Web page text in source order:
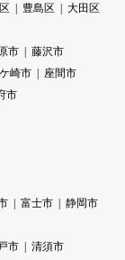
豊島区
大田区
市
藤沢市
崎市
座間市
市
富士市
静岡市
市
清須市